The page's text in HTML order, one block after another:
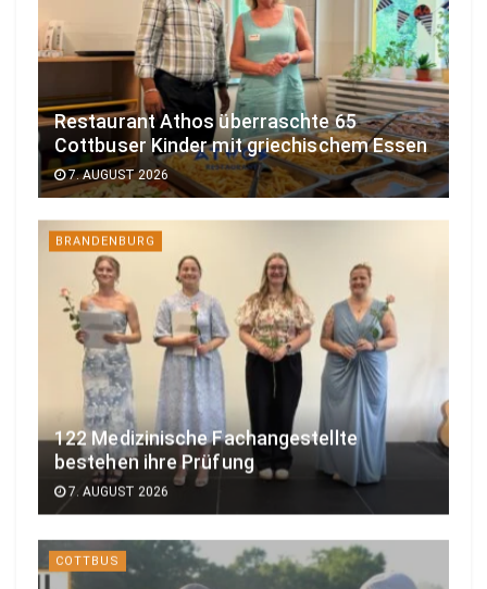
Restaurant Athos überraschte 65
Cottbuser Kinder mit griechischem Essen
7. AUGUST 2026
BRANDENBURG
122 Medizinische Fachangestellte
bestehen ihre Prüfung
7. AUGUST 2026
COTTBUS